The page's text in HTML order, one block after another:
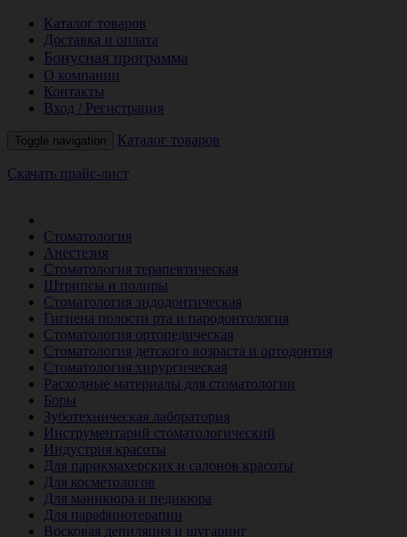
Каталог товаров
Доставка и оплата
Бонусная программа
О компании
Контакты
Вход / Регистрация
Toggle navigation Каталог товаров
Скачать прайс-лист
Стоматология
Анестезия
Стоматология терапевтическая
Штрипсы и полиры
Стоматология эндодонтическая
Гигиена полости рта и пародонтология
Стоматология ортопедическая
Стоматология детского возраста и ортодонтия
Стоматология хирургическая
Расходные материалы для стоматологии
Боры
Зуботехническая лаборатория
Инструментарий стоматологический
Индустрия красоты
Для парикмахерских и салонов красоты
Для косметологов
Для маникюра и педикюра
Для парафинотерапии
Восковая депиляция и шугаринг